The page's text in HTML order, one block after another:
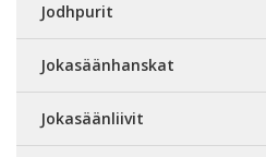
Jodhpurit
Jokasäänhanskat
Jokasäänliivit